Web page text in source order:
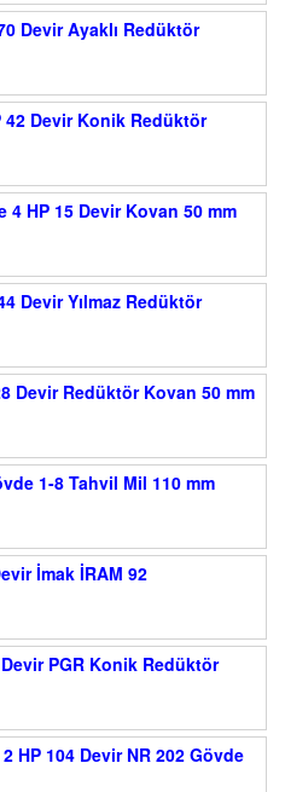
Devir Ayaklı Redüktör
42 Devir Konik Redüktör
4 HP 15 Devir Kovan 50 mm
Devir Yılmaz Redüktör
Devir Redüktör Kovan 50 mm
1-8 Tahvil Mil 110 mm
İmak İRAM 92
PGR Konik Redüktör
HP 104 Devir NR 202 Gövde